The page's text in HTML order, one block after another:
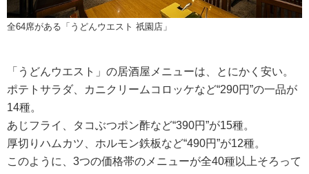
全64席がある「うどんウエスト 祇園店」
「うどんウエスト」の居酒屋メニューは、とにかく安い。
ポテトサラダ、カニクリームコロッケなど“290円”の一品が
14種。
あじフライ、タコぶつポン酢など“390円”が15種。
厚切りハムカツ、ホルモン鉄板など“490円”が12種。
このように、3つの価格帯のメニューが全40種以上そろって